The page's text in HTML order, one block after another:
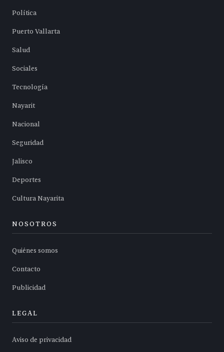
Política
Puerto Vallarta
Salud
Sociales
Tecnología
Nayarit
Nacional
Seguridad
Jalisco
Deportes
Cultura Nayarita
NOSOTROS
Quiénes somos
Contacto
Publicidad
LEGAL
Aviso de privacidad